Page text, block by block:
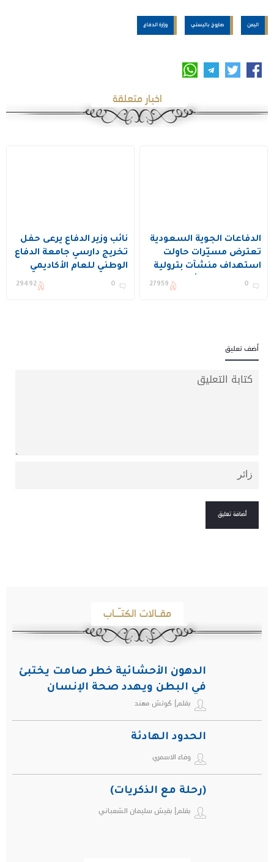
اليمن صاروخ باليستي وزارة الدفاع
اخبار متعلقة
الدفاعات الجوية السعودية
تعترض مسيّرات حاولت
استهداف منشآت بترولية
في المنطقة الشرقية
0
27959
نائب وزير الدفاع يرعى حفل
تخريج دارسي جامعة الدفاع
الوطني للعام الأكاديمي
1447هـ
0
29492
أضف تعليق
مقـالات الكتـّـاب
الدهون الأحشائية خطر صامت يختبئ
في البطن ويهدد صحة الإنسان
بقلم| كوتش مهند
الحدود الهادئة
وفاء الاسمري
(رحلة مع الذكريات)
بقلم| بقيش سليمان الشعباني